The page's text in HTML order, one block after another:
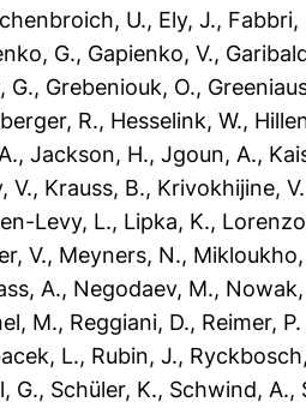
U., Ely, J., Fabbri,
G., Gapienko, V.,
G., Grebeniouk, O.,
R., Hesselink, W.,
, Jackson, H., Jgoun, A.,
V., Krauss, B., Krivokhijine, V.
Levy, L., Lipka, K.,
V., Meyners, N., Mikloukho,
A., Negodaev, M.,
M., Reggiani, D., Reimer, P.
L., Rubin, J.,
G., Schüler, K., Schwind, A.,